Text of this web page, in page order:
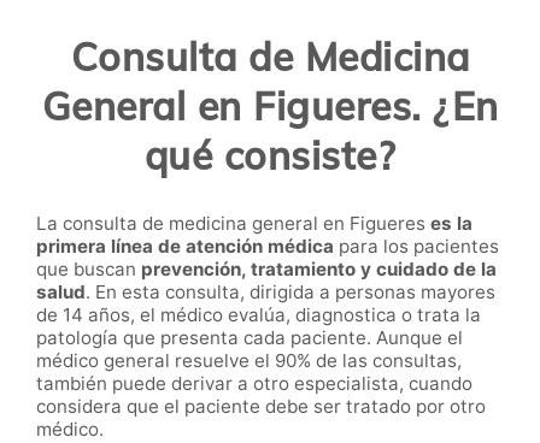
Consulta de Medicina
General en Figueres. ¿En
qué consiste?
La consulta de medicina general en Figueres es la
primera línea de atención médica para los pacientes
que buscan prevención, tratamiento y cuidado de la
salud. En esta consulta, dirigida a personas mayores
de 14 años, el médico evalúa, diagnostica o trata la
patología que presenta cada paciente. Aunque el
médico general resuelve el 90% de las consultas,
también puede derivar a otro especialista, cuando
considera que el paciente debe ser tratado por otro
médico.